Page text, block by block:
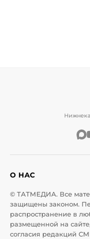
О НАС
© ТАТМЕДИА. Все
защищены законом.
распространение в
размещенной на
согласия редакций